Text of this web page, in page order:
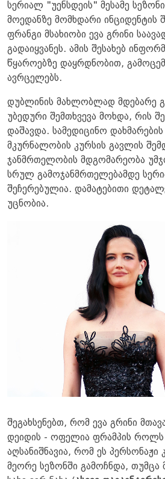
სერიალ "უენსდეის" მესამე
მოედანზე მომხდარი ინციდენტის
ფრანგი მსახიობი ევა გრინი
გადაიყვანეს. ამის შესახებ
წყაროებზე დაყრდნობით,
ავრცელებს.
დუბლინის მახლობლად მდებარე
უბედური შემთხვევა მოხდა, რის
დაშავდა. სამედიცინო
მკურნალობის კურსის გავლის
ჯანმრთელობის მდგომარეობა
სრულ გამოჯანმრთელებამდე
შეჩერებულია. დამატებითი
უცნობია.
შეგახსენებთ, რომ ევა გრინი
დეიდის - ოფელია ფრამპის როლს
აღსანიშნავია, რომ ეს
მეორე სეზონში გამოჩნდა, თუმცა